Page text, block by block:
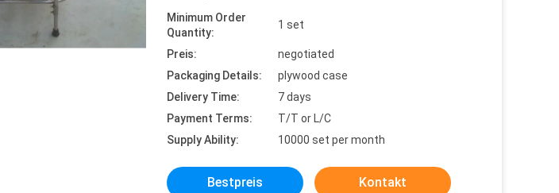
Minimum Order
Quantity:
1 set
Preis:
negotiated
Packaging Details:
plywood case
Delivery Time:
7 days
Payment Terms:
T/T or L/C
Supply Ability:
10000 set per month
Bestpreis Kontakt